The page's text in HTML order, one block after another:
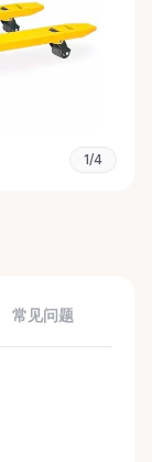
1/4
常见问题